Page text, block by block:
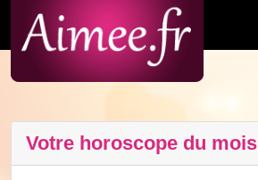
Votre horoscope du